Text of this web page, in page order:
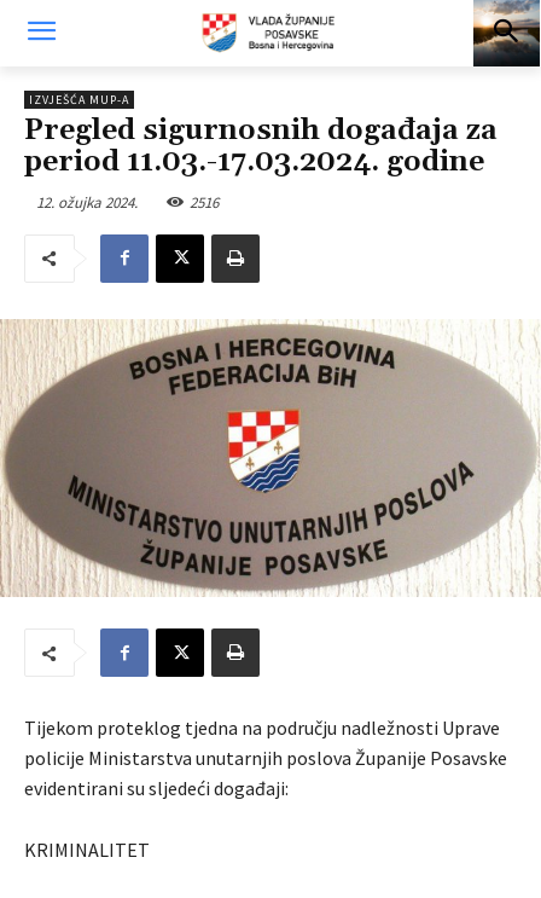
IZVJEŠĆA MUP-A
Pregled sigurnosnih događaja za
period 11.03.-17.03.2024. godine
12. ožujka 2024. 2516
Tijekom proteklog tjedna na području nadležnosti Uprave
policije Ministarstva unutarnjih poslova Županije Posavske
evidentirani su sljedeći događaji:
KRIMINALITET